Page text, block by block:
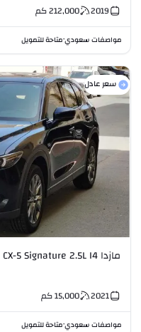
2019
212,000كم
مواصفات سعودي•متاحة للتمويل
سعر عادل
مازدا CX-5 Signature 2.5L I4
2021
15,000كم
مواصفات سعودي•متاحة للتمويل